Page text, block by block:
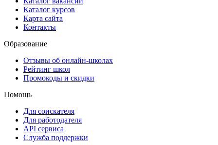
Каталог курсов
Карта сайта
Контакты
Образование
Отзывы об онлайн-школах
Рейтинг школ
Промокоды и скидки
Помощь
Для соискателя
Для работодателя
API сервиса
Служба поддержки